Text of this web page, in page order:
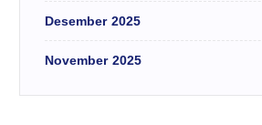
Desember 2025
November 2025